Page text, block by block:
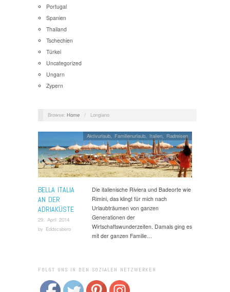
Portugal
Spanien
Thailand
Tschechien
Türkei
Uncategorized
Ungarn
Zypern
Browse: Home / Longiano
BELLA ITALIA
AN DER
ADRIAKÜSTE
29. April 2014
by Eddscabero
Aktivurlaub,Familienurlaub, Italien, Radreisen
Die italienische Riviera und Badeorte wie
Rimini, das klingt für mich nach
Urlaubträumen von ganzen
Generationen der
Wirtschaftswunderzeiten. Damals ging es
mit der ganzen Familie…
FOLGT UNS IN DEN SOZIALEN NETZWERKEN